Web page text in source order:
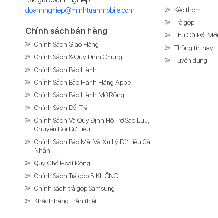
Mobilevới mức giá cực kì hấp dẫn.
nhờ đó bạn có thể nghe âm thanh cân bằng dù
doanhnghiep@minhtuanmobile.com
Chính sách bán hàng
Chính Sách Giao Hàng
Chính Sách & Quy Định Chung
Chính Sách Bảo Hành
Chính Sách Bảo Hành Hãng Apple
Chính Sách Bảo Hành Mở Rộng
Chính Sách Đổi Trả
Chính Sách Và Quy Định Hỗ Trợ Sao Lưu,
Chuyển Đổi Dữ Liệu
Chính Sách Bảo Mật Và Xử Lý Dữ Liệu Cá
Nhân
Quy Chế Hoạt Động
Chính Sách Trả góp 3 KHÔNG
Chính sách trả góp Samsung
Khách hàng thân thiết
Kèo thơm
Trả góp
Thu Cũ Đổi Mới
Thông tin hay
Tuyển dụng